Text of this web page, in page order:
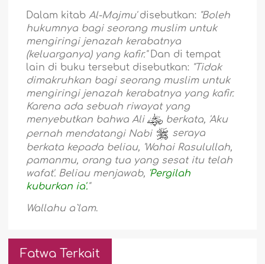
Dalam kitabAl-Majmu'disebutkan: "Boleh
hukumnya bagi seorang muslim untuk
mengiringi jenazah kerabatnya
(keluarganya) yang kafir."Dan di tempat
lain di buku tersebut disebutkan: "Tidak
dimakruhkan bagi seorang muslim untuk
mengiringi jenazah kerabatnya yang kafir.
Karena ada sebuah riwayat yang
menyebutkan bahwa Ali
berkata, 'Aku
pernah mendatangi Nabi
seraya
berkata kepada beliau, 'Wahai Rasulullah,
pamanmu, orang tua yang sesat itu telah
wafat'. Beliau menjawab, 'Pergilah
kuburkan ia'."
Wallahu a`lam.
Fatwa Terkait